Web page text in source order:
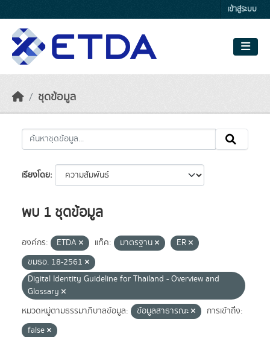
เข้าสู่ระบบ
ชุดข้อมูล
เรียงโดย
พบ 1 ชุดข้อมูล
องค์กร: ETDA แท็ค: มาตรฐาน
ER
ขมธอ. 18-2561
Digital Identity Guideline for Thailand - Overview and
Glossary
หมวดหมู่ตามธรรมาภิบาลข้อมูล:
ข้อมูลสาธารณะ
การเข้าถึง:
false